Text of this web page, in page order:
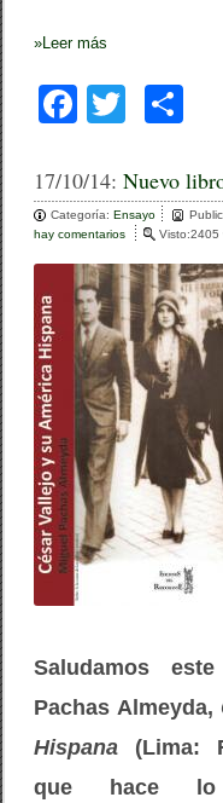
» Leer más
F
c
e
b
o
o
k
tt
er
m
p
ar
tir
17/10/14:Nuevo
Categoría:Ensayo
hay comentarios
N
u
e
o
l
i
b
r
g
h
a
s
e
Visto:2405
Saludamos
Pachas Almeyda,
Hispana (Lima:
que hace